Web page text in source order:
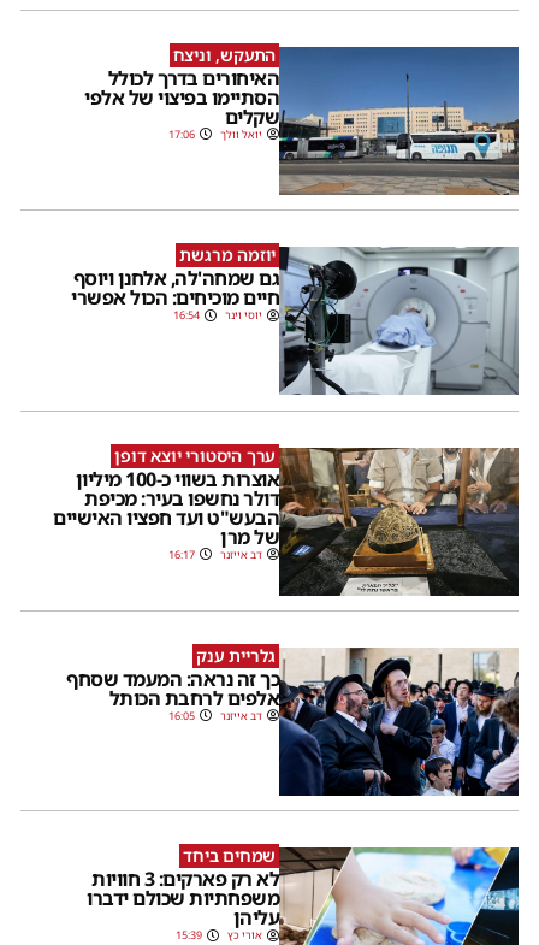
התעקש, וניצח
האיחורים בדרך לכולל
הסתיימו בפיצוי של אלפי
שקלים
יואל וולך 17:06
יוזמה מרגשת
גם שמחה'לה, אלחנן ויוסף
חיים מוכיחים: הכול אפשרי
יוסי וינר 16:54
ערך היסטורי יוצא דופן
אוצרות בשווי כ-100 מיליון
דולר נחשפו בעיר: מכיפת
הבעש"ט ועד חפציו האישיים
של מרן
דב אייזנר 16:17
גלריית ענק
כך זה נראה: המעמד שסחף
אלפים לרחבת הכותל
דב אייזנר 16:05
שמחים ביחד
לא רק פארקים: 3 חוויות
משפחתיות שכולם ידברו
עליהן
אורי כץ 15:39